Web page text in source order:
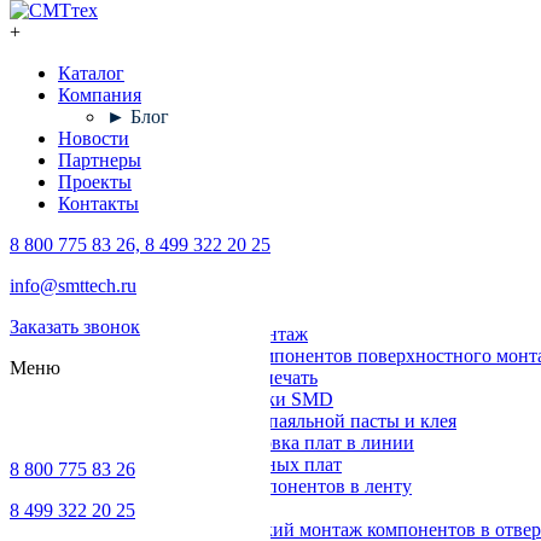
+
Каталог
Компания
► Блог
Новости
Партнеры
Проекты
Контакты
8 800 775 83 26, 8 499 322 20 25
info@smttech.ru
Заказать звонок
Меню
8 800 775 83 26
8 499 322 20 25
Поверхностный монтаж
Установка компонентов поверхностного
Трафаретная печать
Печи для пайки SMD
Дозирование паяльной пасты и клея
Транспортировка плат в линии
Ремонт печатных плат
Упаковка компонентов в ленту
Выводной монтаж
Автоматический монтаж компонентов в